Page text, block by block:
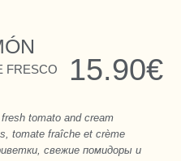
FRESCO
15.90€
tomato and cream
tomate fraîche et crème
свежие помидоры и